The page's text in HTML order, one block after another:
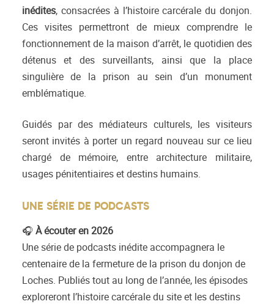
inédites, consacrées à l’histoire carcérale du donjon.
Ces visites permettront de mieux comprendre le
fonctionnement de la maison d’arrêt, le quotidien des
détenus et des surveillants, ainsi que la place
singulière de la prison au sein d’un monument
emblématique.
Guidés par des médiateurs culturels, les visiteurs
seront invités à porter un regard nouveau sur ce lieu
chargé de mémoire, entre architecture militaire,
usages pénitentiaires et destins humains.
UNE SÉRIE DE PODCASTS
🎧 À écouter en 2026
Une série de podcasts inédite accompagnera le
centenaire de la fermeture de la prison du donjon de
Loches. Publiés tout au long de l’année, les épisodes
exploreront l’histoire carcérale du site et les destins